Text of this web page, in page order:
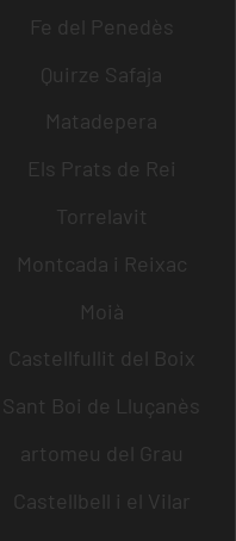
Fe del Penedès
Quirze Safaja
Matadepera
Els Prats de Rei
Torrelavit
Montcada i Reixac
Moià
Castellfullit del Boix
Sant Boi de Lluçanès
artomeu del Grau
Castellbell i el Vilar